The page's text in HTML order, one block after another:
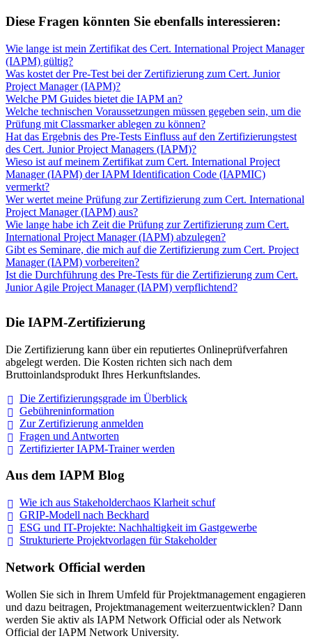
Diese Fragen könnten Sie ebenfalls interessieren:
Wie lange ist mein Zertifikat des Cert. International Project Manager
(IAPM) gültig?
Was kostet der Pre-Test bei der Zertifizierung zum Cert. Junior
Project Manager (IAPM)?
Welche PM Guides bietet die IAPM an?
Welche technischen Voraussetzungen müssen gegeben sein, um die
Prüfung mit Classmarker ablegen zu können?
Hat das Ergebnis des Pre-Tests Einfluss auf den Zertifizierungstest
des Cert. Junior Project Managers (IAPM)?
Wieso ist auf meinem Zertifikat zum Cert. International Project
Manager (IAPM) der IAPM Identification Code (IAPMIC)
vermerkt?
Wer wertet meine Prüfung zur Zertifizierung zum Cert. International
Project Manager (IAPM) aus?
Wie lange habe ich Zeit die Prüfung zur Zertifizierung zum Cert.
International Project Manager (IAPM) abzulegen?
Gibt es Seminare, die mich auf die Zertifizierung zum Cert. Project
Manager (IAPM) vorbereiten?
Ist die Durchführung des Pre-Tests für die Zertifizierung zum Cert.
Junior Agile Project Manager (IAPM) verpflichtend?
Die IAPM-Zertifizierung
Die Zertifizierung kann über ein reputiertes Onlineprüfverfahren
abgelegt werden. Die Kosten richten sich nach dem
Bruttoinlandsprodukt Ihres Herkunftslandes.
Die Zertifizierungsgrade im Überblick
Gebühreninformation
Zur Zertifizierung anmelden
Fragen und Antworten
Zertifizierter IAPM-Trainerwerden
Aus dem IAPM Blog
Wie ich aus Stakeholderchaos Klarheit schuf
GRIP-Modell nach Beckhard
ESG und IT-Projekte: Nachhaltigkeit im Gastgewerbe
Strukturierte Projektvorlagen für Stakeholder
Network Official werden
Wollen Sie sich in Ihrem Umfeld für Projektmanagement engagieren
und dazu beitragen, Projektmanagement weiterzuentwicklen? Dann
werden Sie aktiv als IAPM Network Official oder als Network
Official der IAPM Network University.